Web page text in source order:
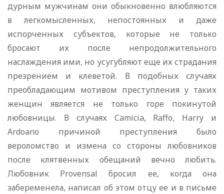
дурным мужчинам они обыкновенно влюбляются
в легкомысленных, непостоянных и даже
испорченных субъектов, которые не только
бросают их после непродолжительного
наслаждения ими, но усугубляют еще их страдания
презрением и клеветой. В подобных случаях
преобладающим мотивом преступления у таких
женщин является не только горе покинутой
любовницы. В случаях Camicia, Raffo, Harry и
Ardoano причиной преступления было
вероломство и измена со стороны любовников
после клятвенных обещаний вечно любить.
Любовник Provensal бросил ее, когда она
забеременела, написал об этом отцу ее и в письме